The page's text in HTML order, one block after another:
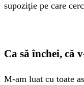
supoziţie pe care
Ca să închei, că
M-am luat cu toate